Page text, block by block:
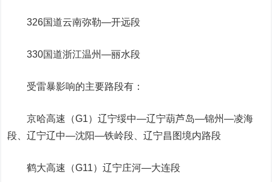
326国道云南弥勒—开远段
330国道浙江温州—丽水段
受雷暴影响的主要路段有：
京哈高速（G1）辽宁绥中—辽宁葫芦岛—锦州—凌海
段、辽宁辽中—沈阳—铁岭段、辽宁昌图境内路段
鹤大高速（G11）辽宁庄河—大连段